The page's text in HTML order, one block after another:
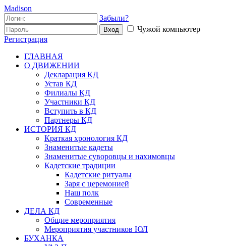
Madison
Забыли?
Вход
Чужой компьютер
Регистрация
ГЛАВНАЯ
О ДВИЖЕНИИ
Декларация КД
Устав КД
Филиалы КД
Участники КД
Вступить в КД
Партнеры КД
ИСТОРИЯ КД
Краткая хронология КД
Знаменитые кадеты
Знаменитые суворовцы и нахимовцы
Кадетские традиции
Кадетские ритуалы
Заря с церемонией
Наш полк
Современные
ДЕЛА КД
Общие мероприятия
Мероприятия участников ЮЛ
БУХАНКА